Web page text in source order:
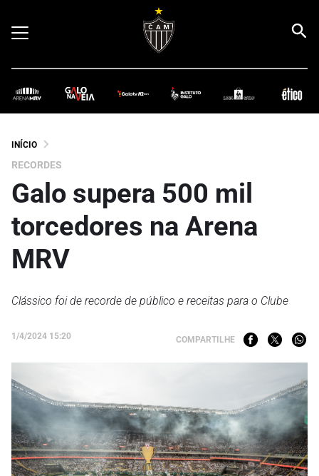
INÍCIO
RECORDES
Galo supera 500 mil
torcedores na Arena
MRV
Clássico foi de recorde de público e receitas para o Clube
1/4/2024 15:20 COMPARTILHE